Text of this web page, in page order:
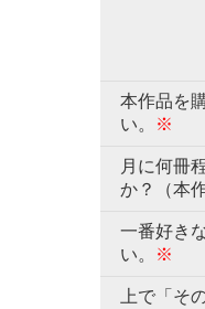
本作品を
い。
※
月に何冊
か？（本
一番好き
い。
※
上で「そ